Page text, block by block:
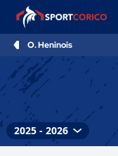
O. Heninois